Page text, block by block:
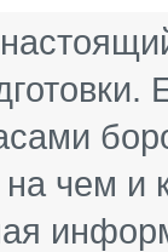
чем и